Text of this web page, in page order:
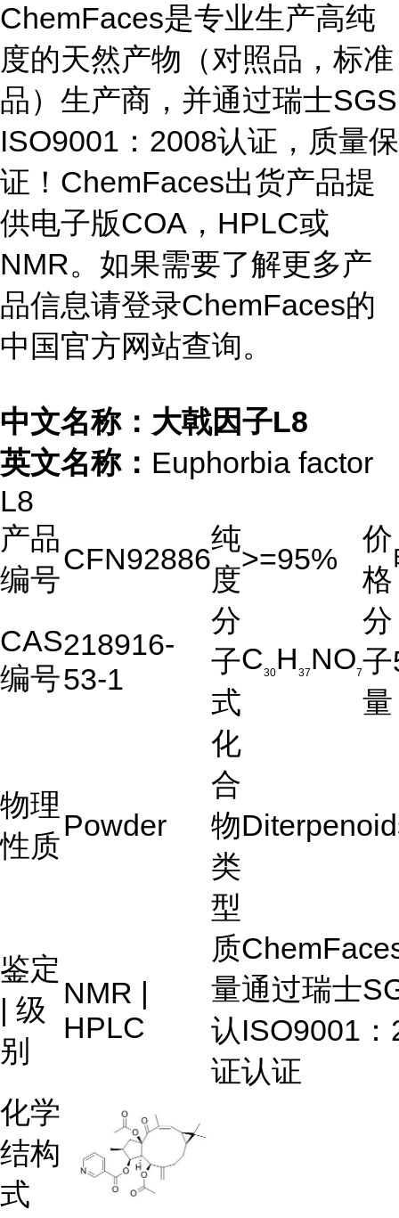
ChemFaces是专业生产高纯
度的天然产物（对照品，标准
品）生产商，并通过瑞士SGS
ISO9001：2008认证，质量保
证！ChemFaces出货产品提
供电子版COA，HPLC或
NMR。如果需要了解更多产
品信息请登录ChemFaces的
中国官方网站查询。
中文名称：大戟因子L8
英文名称： Euphorbia factor
L8
产品
编号
CFN92886
纯
度
>=95%
价
格
CAS
编号
218916-
53-1
分
子
式
C30H 37 NO7
分
子
量
物理
性质
Powder
化
合
物
类
型
鉴定
| 级
别
NMR |
HPLC
质
量
认
证
通过瑞士
ISO9001
认证
化学
结构
式